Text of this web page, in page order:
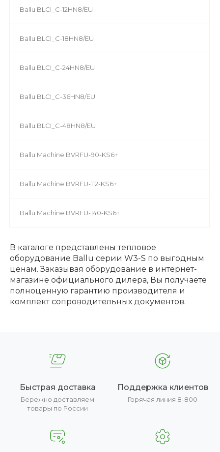
Ballu BLCI_C-12HN8/EU
Ballu BLCI_C-18HN8/EU
Ballu BLCI_C-24HN8/EU
Ballu BLCI_C-36HN8/EU
Ballu BLCI_C-48HN8/EU
Ballu Machine BVRFU-90-KS6+
Ballu Machine BVRFU-112-KS6+
Ballu Machine BVRFU-140-KS6+
В каталоге представлены тепловое
оборудование Ballu серии W3-S по выгодным
ценам. Заказывая оборудование в интернет-
магазине официального дилера, Вы получаете
полноценную гарантию производителя и
комплект сопроводительных документов.
Быстрая доставка
Бережно доставляем
товары по России
Поддержка клиентов
Горячая линия 8-800